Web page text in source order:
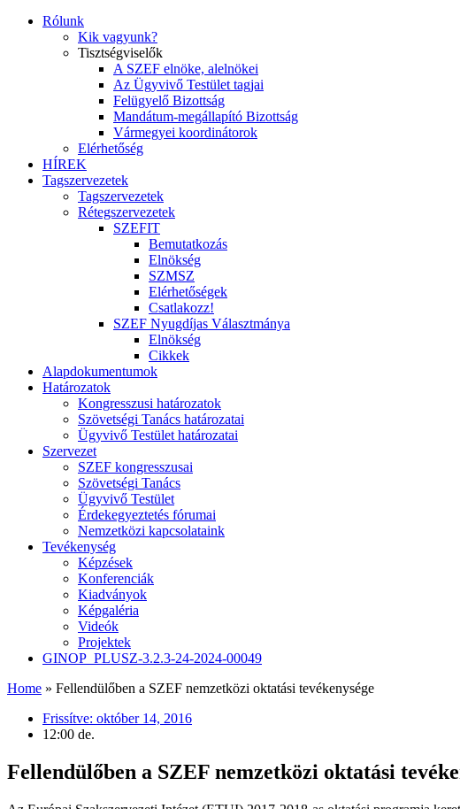
Rólunk
Kik vagyunk?
Tisztségviselők
A SZEF elnöke, alelnökei
Az Ügyvivő Testület tagjai
Felügyelő Bizottság
Mandátum-megállapító Bizottság
Vármegyei koordinátorok
Elérhetőség
HÍREK
Tagszervezetek
Tagszervezetek
Rétegszervezetek
SZEFIT
Bemutatkozás
Elnökség
SZMSZ
Elérhetőségek
Csatlakozz!
SZEF Nyugdíjas Választmánya
Elnökség
Cikkek
Alapdokumentumok
Határozatok
Kongresszusi határozatok
Szövetségi Tanács határozatai
Ügyvivő Testület határozatai
Szervezet
SZEF kongresszusai
Szövetségi Tanács
Ügyvivő Testület
Érdekegyeztetés fórumai
Nemzetközi kapcsolataink
Tevékenység
Képzések
Konferenciák
Kiadványok
Képgaléria
Videók
Projektek
GINOP_PLUSZ-3.2.3-24-2024-00049
Home » Fellendülőben a SZEF nemzetközi oktatási tevékenysége
Frissítve: október 14, 2016
12:00 de.
Fellendülőben a SZEF nemzetközi oktatási